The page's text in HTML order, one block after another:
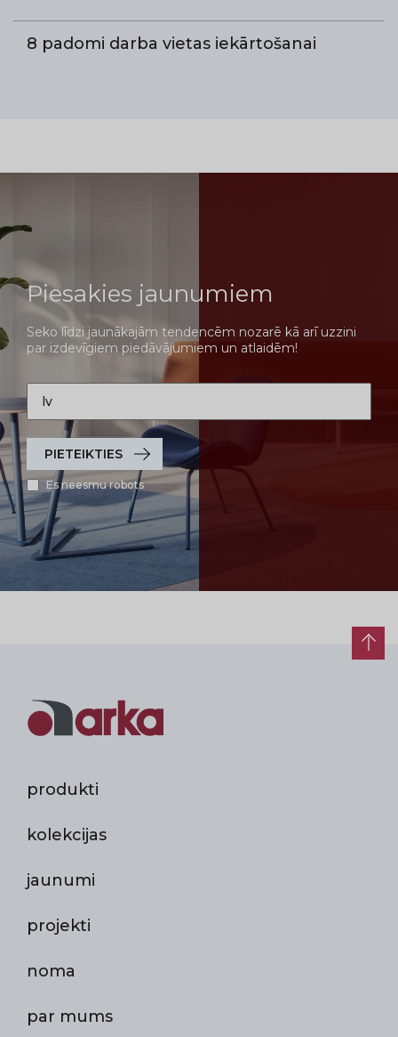
8 padomi darba vietas iekārtošanai
Piesakies jaunumiem
Seko līdzi jaunākajām tendencēm nozarē kā arī uzzini
par izdevīgiem piedāvājumiem un atlaidēm!
PIETEIKTIES
Es neesmu robots
produkti
kolekcijas
jaunumi
projekti
noma
par mums